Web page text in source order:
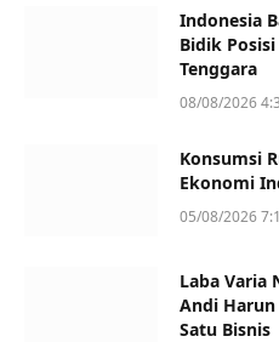
Indonesia
Bidik
Tenggara
08/08/2026
Konsumsi
Ekonomi
05/08/2026
Laba Varia
Andi
Satu Bisnis